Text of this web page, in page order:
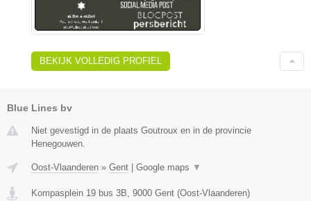
BEKIJK VOLLEDIG PROFIEL
Blue Lines bv
Niet gevestigd in de plaats Goutroux en in de provincie
Henegouwen.
Oost-Vlaanderen » Gent Google maps ▼
Kompasplein 19 bus 3B, 9000 Gent (Oost-Vlaanderen)